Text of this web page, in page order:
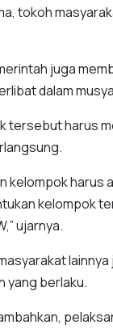
tokoh
juga
dalam
tersebut harus
kelompok
kelompok
ujarnya.
yang berlaku.